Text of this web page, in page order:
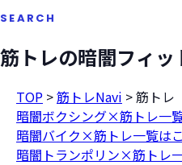
SEARCH
筋トレの暗闇フィッ
TOP >筋トレNavi >筋トレ
暗闇ボクシング×筋トレ一
暗闇バイク×筋トレ一覧は
暗闇トランポリン×筋トレ